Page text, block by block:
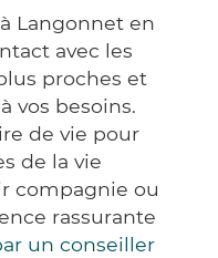
Langonnet en
avec les
proches et
vos besoins.
de vie pour
de la vie
compagnie ou
rassurante
un conseiller